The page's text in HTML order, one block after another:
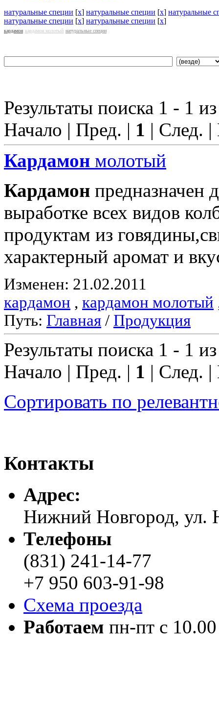
натуральные специи [x] натуральные специи [x] натуральные
натуральные специи [x] натуральные специи [x]
кардамон кардамон молотый натуральные специи
Результаты поиска 1 - 1
Начало | Пред. | 1 | След.
Кардамон молотый
Кардамон предназначен
выработке всех видов
продуктам из
характерный аромат и
Изменен: 21.02.2011
кардамон , кардамон молотый
Путь: Главная / Продукция
Результаты поиска 1 - 1
Начало | Пред. | 1 | След.
Сортировать по
Контакты
Адреc:
Нижний Новгород, ул.
Телефоны
(831) 241-14-77
+7 950 603-91-98
Схема проезда
Работаем пн-пт с